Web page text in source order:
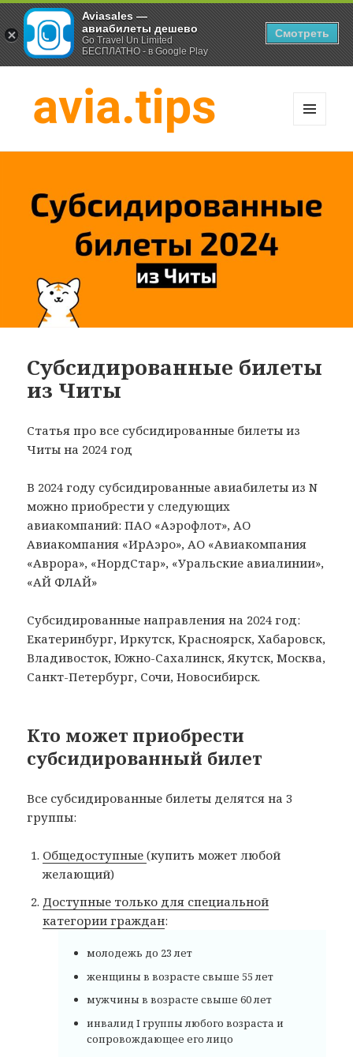
Субсидированные билеты
из Читы
Статья про все субсидированные билеты из
Читы на 2024 год
В 2024 году субсидированные авиабилеты из N
можно приобрести у следующих
авиакомпаний: ПАО «Аэрофлот», АО
Авиакомпания «ИрАэро», АО «Авиакомпания
«Аврора», «НордСтар», «Уральские авиалинии»,
«АЙ ФЛАЙ»
Субсидированные направления на 2024 год:
Екатеринбург, Иркутск, Красноярск, Хабаровск,
Владивосток, Южно-Сахалинск, Якутск, Москва,
Санкт-Петербург, Сочи, Новосибирск.
Кто может приобрести
субсидированный билет
Все субсидированные билеты делятся на 3
группы:
Общедоступные(купить может любой
желающий)
Доступные только для специальной
категории граждан:
молодежь до 23 лет
женщины в возрасте свыше 55 лет
мужчины в возрасте свыше 60 лет
инвалид I группы любого возраста и
сопровождающее его лицо
Aviasales —
авиабилеты дешево
Go Travel Un Limited
БЕСПЛАТНО - в Google Play
Смотреть